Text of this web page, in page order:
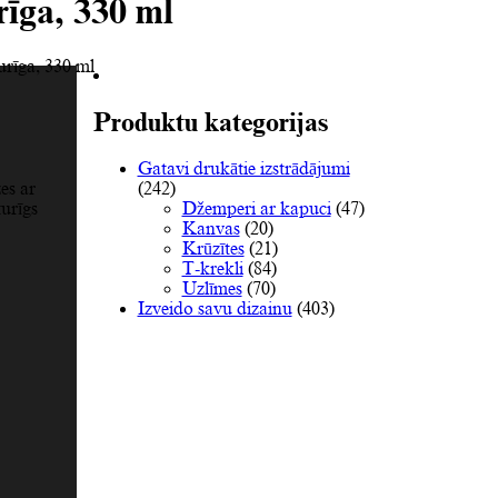
330 ml
330 ml
ar
Produktu kategorijas
Gatavi drukātie izstrādājumi
(242)
Džemperi ar kapuci (47)
Kanvas (20)
Krūzītes (21)
T-krekli (84)
Uzlīmes (70)
Izveido savu dizainu (403)